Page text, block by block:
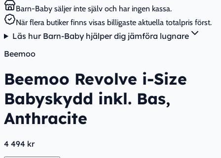
Barn-Baby säljer inte själv och har ingen kassa.
När flera butiker finns visas billigaste aktuella totalpris först.
Läs hur Barn-Baby hjälper dig jämföra lugnare
Beemoo
Beemoo Revolve i-Size
Babyskydd inkl. Bas,
Anthracite
4 494 kr